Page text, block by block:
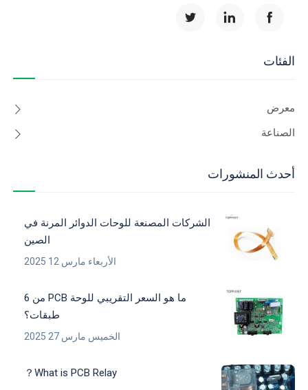
الفئات
معرض
الصناعة
أحدث المنشورات
الشركات المصنعة للوحات الدوائر المرنة في
الصين
الأربعاء مارس 12 2025
ما هو السعر التقريبي للوحة PCB من 6
طبقات؟
الخميس مارس 27 2025
What is PCB Relay？